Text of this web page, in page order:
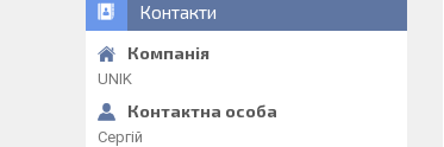
Контакти
UNIK
Сергій